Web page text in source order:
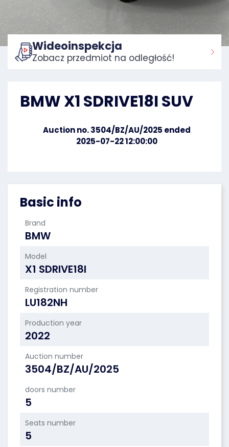
Home:
Basic info
Brand
BMW
Model
X1 SDRIVE18I
Registration number
LU182NH
Production year
2022
Auction number
3504/BZ/AU/2025
doors number
5
Seats number
5
Wideoinspekcja
Zobacz przedmiot na odległość!
BMW X1 SDRIVE18I SUV
Auction no. 3504/BZ/AU/2025 ended
2025-07-22 12:00:00